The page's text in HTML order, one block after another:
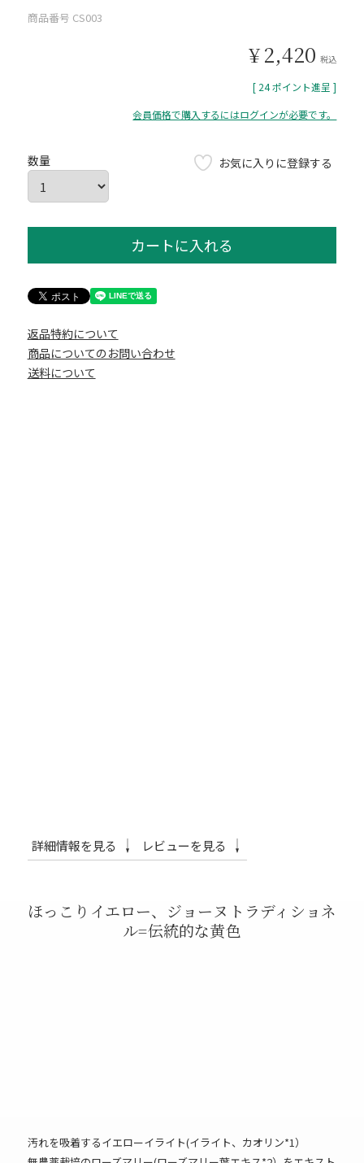
商品番号 CS003
¥2,420 税込
[ 24ポイント進呈 ]
会員価格で購入するにはログインが必要です。
お気に入りに登録する
カートに入れる
返品特約について
商品についてのお問い合わせ
送料について
詳細情報を見る レビューを見る
ほっこりイエロー、ジョーヌトラディショネ
ル=伝統的な黄色
汚れを吸着するイエローイライト(イライト、カオリン*1）